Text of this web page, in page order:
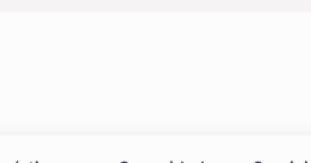
en Ruta
por precio, por capacidad,